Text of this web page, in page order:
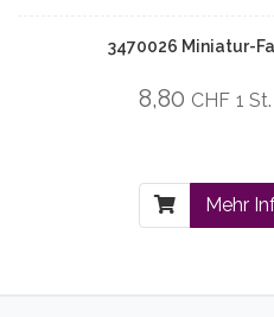
3470026 Miniatur-
8,80 CHF 1
Mehr